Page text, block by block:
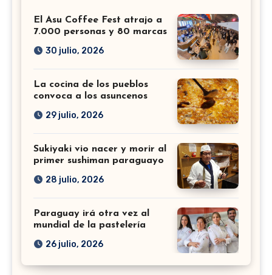
El Asu Coffee Fest atrajo a
7.000 personas y 80 marcas
30 julio, 2026
La cocina de los pueblos
convoca a los asuncenos
29 julio, 2026
Sukiyaki vio nacer y morir al
primer sushiman paraguayo
28 julio, 2026
Paraguay irá otra vez al
mundial de la pastelería
26 julio, 2026